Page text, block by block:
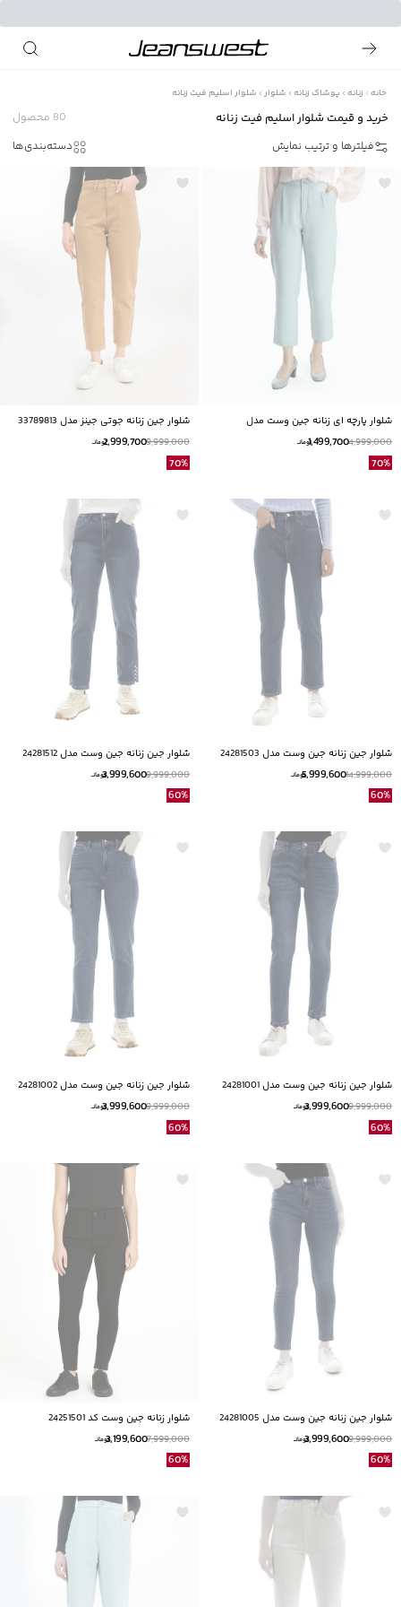
خانه زنانه پوشاک زنانه شلوار شلوار اسلیم فیت زنانه
خرید و قیمت شلوار اسلیم فیت زنانه 80 محصول
فیلترها و ترتیب نمایش
دسته‌بندی‌ها
شلوار پارچه ای زنانه جین وست مدل
31259504
4,999,000
1,499,700تومانــ
70%
شلوار جین زنانه جوتی جینز مدل 33789813
9,999,000
2,999,700تومانــ
70%
شلوار جین زنانه جین وست مدل 24281503
14,999,000
5,999,600تومانــ
60%
شلوار جین زنانه جین وست مدل 24281512
9,999,000
3,999,600تومانــ
60%
شلوار جین زنانه جین وست مدل 24281001
9,999,000
3,999,600تومانــ
60%
شلوار جین زنانه جین وست مدل 24281002
9,999,000
3,999,600تومانــ
60%
شلوار جین زنانه جین وست مدل 24281005
9,999,000
3,999,600تومانــ
60%
شلوار زنانه جین وست کد 24251501
7,999,000
3,199,600تومانــ
60%